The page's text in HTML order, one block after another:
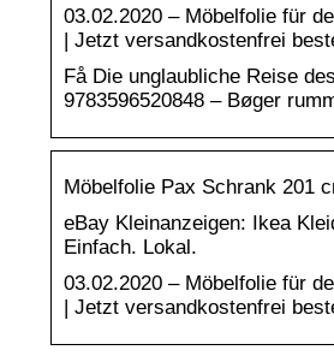
03.02.2020 – Möbelfolie für
| Jetzt versandkostenfrei
Få Die unglaubliche Reise
9783596520848 – Bøger
Möbelfolie Pax Schrank 201
eBay Kleinanzeigen: Ikea
Einfach. Lokal.
03.02.2020 – Möbelfolie für
| Jetzt versandkostenfrei